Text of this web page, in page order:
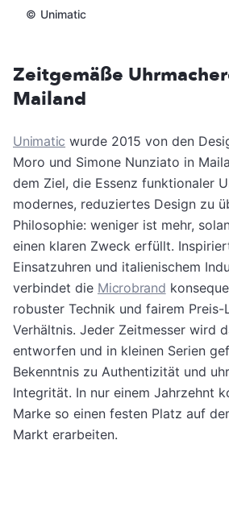
© Unimatic
Zeitgemäße
Mailand
Unimatic wurde 2015 von den
Moro und Simone Nunziato in
dem Ziel, die Essenz funktionaler
modernes, reduziertes Design zu
Philosophie: weniger ist mehr,
einen klaren Zweck erfüllt.
Einsatzuhren und italienischem
verbindet die Microbrand
robuster Technik und fairem Preis-
Verhältnis. Jeder Zeitmesser wird
entworfen und in kleinen Serien
Bekenntnis zu Authentizität und
Integrität. In nur einem Jahrzehnt
Marke so einen festen Platz auf
Markt erarbeiten.